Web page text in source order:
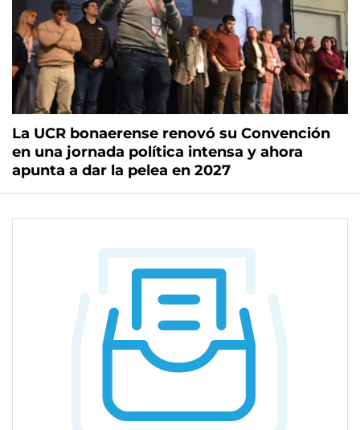
La UCR bonaerense renovó su Convención
en una jornada política intensa y ahora
apunta a dar la pelea en 2027